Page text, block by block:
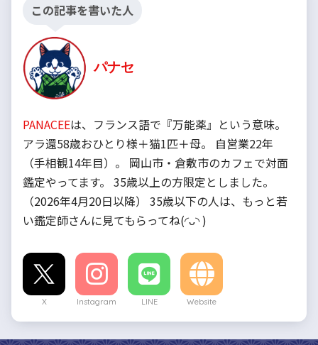
この記事を書いた人
パナセ
PANACEEは、フランス語で『万能薬』という意味。
アラ還58歳おひとり様＋猫1匹＋母。 自営業22年
（手相観14年目）。 岡山市・倉敷市のカフェで対面
鑑定やってます。 35歳以上の方限定としました。
（2026年4月20日以降） 35歳以下の人は、もっと若
い鑑定師さんに見てもらってね(◜ᴗ◝ )
X Instagram LINE Website